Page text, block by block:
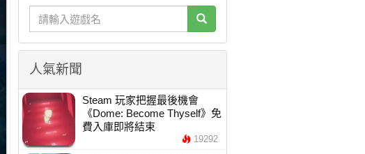
人氣新聞
Steam 玩家把握最後機會
《Dome: Become Thyself》免
費入庫即將結束
19292